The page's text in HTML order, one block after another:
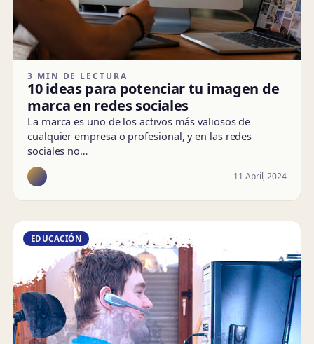
3 MIN DE LECTURA
10 ideas para potenciar tu imagen de
marca en redes sociales
La marca es uno de los activos más valiosos de
cualquier empresa o profesional, y en las redes
sociales no…
11 April, 2024
EDUCACIÓN